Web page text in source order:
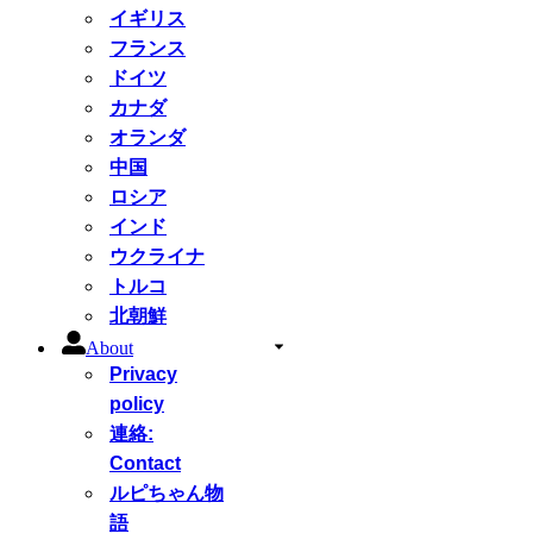
イギリス
フランス
ドイツ
カナダ
オランダ
中国
ロシア
インド
ウクライナ
トルコ
北朝鮮
About
Privacy
policy
連絡:
Contact
ルピちゃん物
語